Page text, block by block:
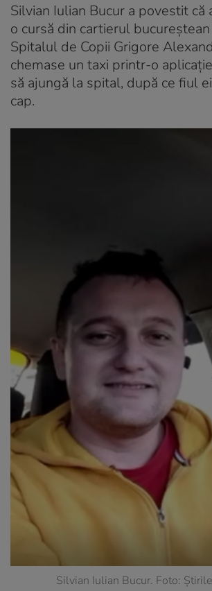
Silvian Iulian Bucur a povestit că
o cursă din cartierul
Spitalul de Copii Grigore
chemase un taxi printr-o
să ajungă la spital, după ce fiul
cap.
Silvian Iulian Bucur. Foto: